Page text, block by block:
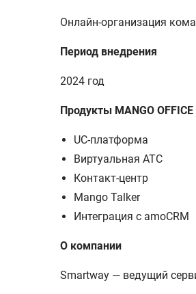
Онлайн-организация
Период внедрения
2024 год
Продукты MANGO OFFICE
UC-платформа
Виртуальная АТС
Контакт-центр
Mango Talker
Интеграция с amoCRM
О компании
Smartway — ведущий